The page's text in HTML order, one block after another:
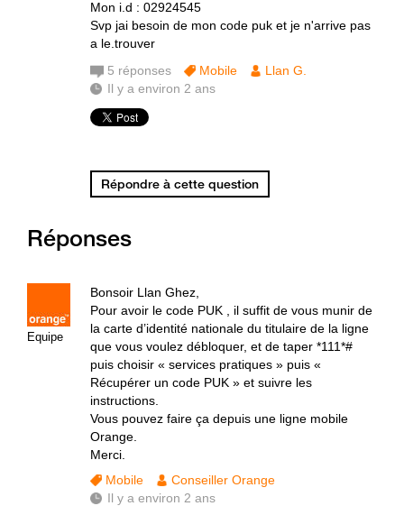
Mon i.d : 02924545
Svp jai besoin de mon code puk et je n'arrive pas
a le.trouver
5 réponses Mobile
Llan G.
Il y a environ 2 ans
Répondre à cette question
Réponses
Equipe
Bonsoir Llan Ghez,
Pour avoir le code PUK , il suffit de vous munir de
la carte d’identité nationale du titulaire de la ligne
que vous voulez débloquer, et de taper *111*#
puis choisir « services pratiques » puis «
Récupérer un code PUK » et suivre les
instructions.
Vous pouvez faire ça depuis une ligne mobile
Orange.
Merci.
Mobile
Conseiller Orange
Il y a environ 2 ans